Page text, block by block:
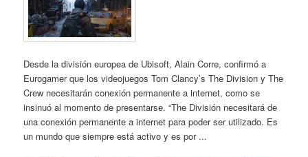
Desde la división europea de Ubisoft, Alain Corre, confirmó a
Eurogamer que los videojuegos Tom Clancy’s The Division y The
Crew necesitarán conexión permanente a internet, como se
insinuó al momento de presentarse. “The División necesitará de
una conexión permanente a internet para poder ser utilizado. Es
un mundo que siempre está activo y es por ...